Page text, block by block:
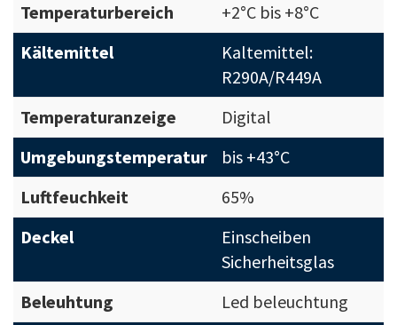
Temperaturbereich
+2°C bis +8°C
Kältemittel
Kaltemittel:
R290A/R449A
Temperaturanzeige
Digital
Umgebungstemperatur
bis +43°C
Luftfeuchkeit
65%
Deckel
Einscheiben
Sicherheitsglas
Beleuhtung
Led beleuchtung